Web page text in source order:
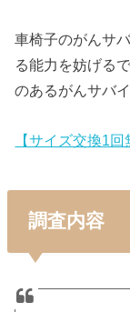
車椅子のがんサ
る能力を妨げる
のあるがんサバ
【サイズ交換1
調査内容